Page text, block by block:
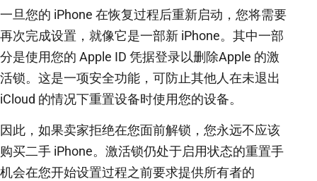
一旦您的 iPhone 在恢复过程后重新启动，您将需要
再次完成设置，就像它是一部新 iPhone。其中一部
分是使用您的 Apple ID 凭据登录以删除Apple 的激
活锁。这是一项安全功能，可防止其他人在未退出
iCloud 的情况下重置设备时使用您的设备。
因此，如果卖家拒绝在您面前解锁，您永远不应该
购买二手 iPhone。激活锁仍处于启用状态的重置手
机会在您开始设置过程之前要求提供所有者的